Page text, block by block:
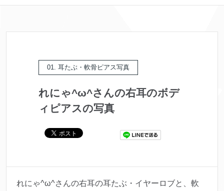
01. 耳たぶ・軟骨ピアス写真
れにゃ^ω^さんの右耳のボデ
ィピアスの写真
れにゃ^ω^さんの右耳の耳たぶ・イヤーロブと、軟